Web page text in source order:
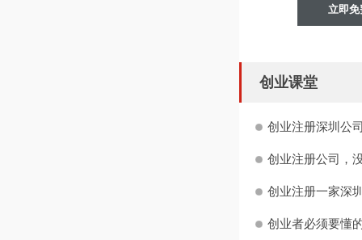
立即免
创业课堂
创业注册深圳公
创业注册公司，
创业注册一家深
创业者必须要懂